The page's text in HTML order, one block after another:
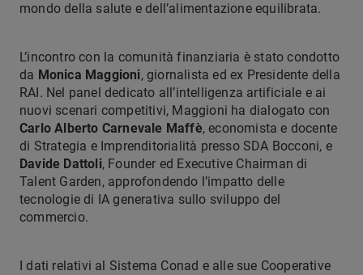
mondo della salute e dell’alimentazione equilibrata.
L’incontro con la comunità finanziaria è stato condotto
da Monica Maggioni, giornalista ed ex Presidente della
RAI. Nel panel dedicato all’intelligenza artificiale e ai
nuovi scenari competitivi, Maggioni ha dialogato con
Carlo Alberto Carnevale Maffè, economista e docente
di Strategia e Imprenditorialità presso SDA Bocconi, e
Davide Dattoli, Founder ed Executive Chairman di
Talent Garden, approfondendo l’impatto delle
tecnologie di IA generativa sullo sviluppo del
commercio.
I dati relativi al Sistema Conad e alle sue Cooperative